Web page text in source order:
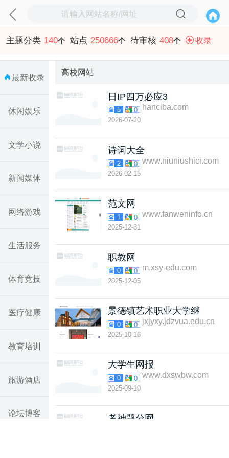
主题分类 140个 站点 250666个 待审核 408个 收录
最新收录
休闲娱乐
文学小说
新闻媒体
网络游戏
生活服务
体育竞技
医疗健康
教育培训
旅游酒店
论坛博客
高校网站
日IP四万必应3
5 0 hanciba.com
2026-07-20
诗词大全
2 0 www.niuniushici.com
2026-02-15
范文网
1 0 www.fanweninfo.cn
2025-12-31
职教网
0 0 m.xsy-edu.com
2025-12-05
景德镇艺术职业大学继
0 0 jxjyxy.jdzvua.edu.cn
2025-10-16
大学生网报
0 0 www.dxswbw.com
2025-09-10
考神题分网